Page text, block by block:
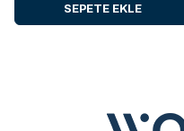
SEPETE EKLE